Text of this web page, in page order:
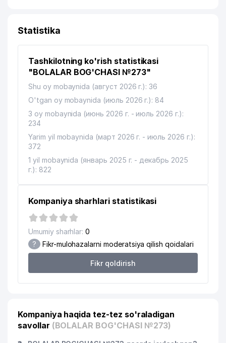
Statistika
Tashkilotning ko'rish statistikasi
"BOLALAR BOG'CHASI №273"
Shu oy mobaynida (август 2026 г.): 36
O'tgan oy mobaynida (июль 2026 г.): 84
3 oy mobaynida (июнь 2026 г. - июль 2026 г.):
234
Yarim yil mobaynida (март 2026 г. - июль 2026 г.):
372
1 yil mobaynida (январь 2025 г. - декабрь 2025
г.): 822
Kompaniya sharhlari statistikasi
Umumiy sharhlar: 0
? Fikr-mulohazalarni moderatsiya qilish qoidalari
Fikr qoldirish
Kompaniya haqida tez-tez so'raladigan
savollar (BOLALAR BOG'CHASI №273)